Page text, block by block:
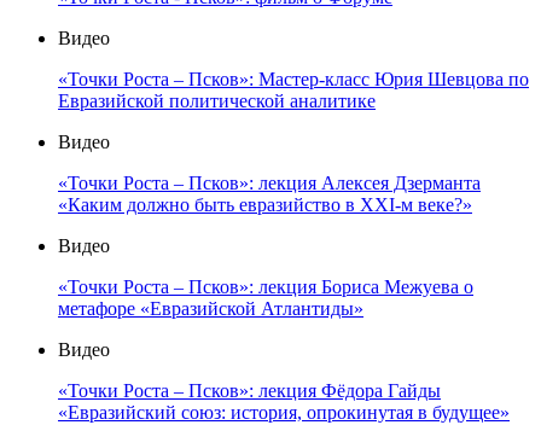
Видео
«Точки Роста – Псков»: Мастер-класс Юрия Шевцова по
Евразийской политической аналитике
Видео
«Точки Роста – Псков»: лекция Алексея Дзерманта
«Каким должно быть евразийство в XXI-м веке?»
Видео
«Точки Роста – Псков»: лекция Бориса Межуева о
метафоре «Евразийской Атлантиды»
Видео
«Точки Роста – Псков»: лекция Фёдора Гайды
«Евразийский союз: история, опрокинутая в будущее»